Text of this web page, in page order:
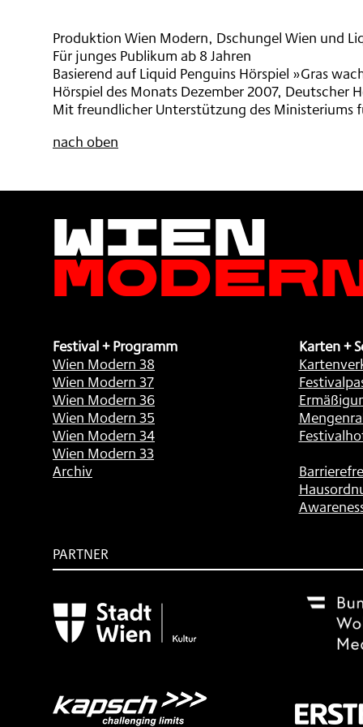
HÖREN
,
Produktion Wien Modern, Dschungel Wien und
Für junges Publikum ab 8 Jahren
Basierend auf Liquid Penguins Hörspiel »Gras
Hörspiel des Monats Dezember 2007, Deutscher
Mit freundlicher Unterstützung des Ministeriums
nach oben
Wien
Festival + Programm
Wien Modern 38
Wien Modern 37
Wien Modern 36
Wien Modern 35
Wien Modern 34
Wien Modern 33
Archiv
Karten +
PARTNER